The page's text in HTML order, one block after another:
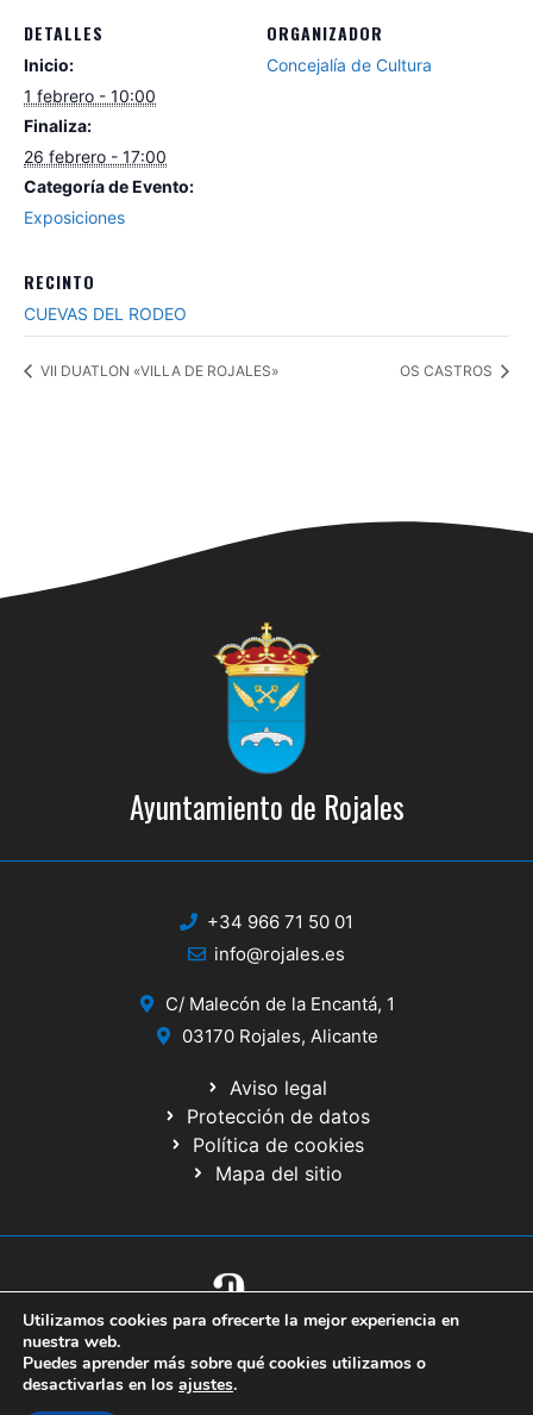
DETALLES
Inicio:
1 febrero - 10:00
Finaliza:
26 febrero - 17:00
Categoría de Evento:
Exposiciones
ORGANIZADOR
Concejalía de Cultura
RECINTO
CUEVAS DEL RODEO
VII DUATLON «VILLA DE ROJALES» OS CASTROS
Ayuntamiento de Rojales
+34 966 71 50 01
info@rojales.es
C/ Malecón de la Encantá, 1
03170 Rojales, Alicante
Aviso legal
Protección de datos
Política de cookies
Mapa del sitio
© 2020 Web desarrollada por el Servicio de Informática de Diputación
de Alicante
Utilizamos cookies para ofrecerte la mejor experiencia en
nuestra web.
Puedes aprender más sobre qué cookies utilizamos o
desactivarlas en los ajustes.